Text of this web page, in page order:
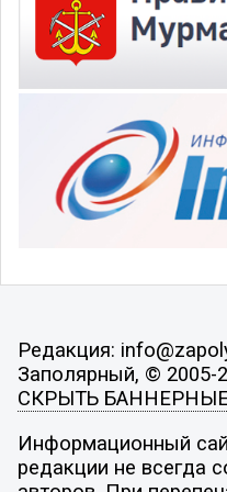
Редакция:
Заполярный, © 2005-
СКРЫТЬ
Информационный
редакции не всегда